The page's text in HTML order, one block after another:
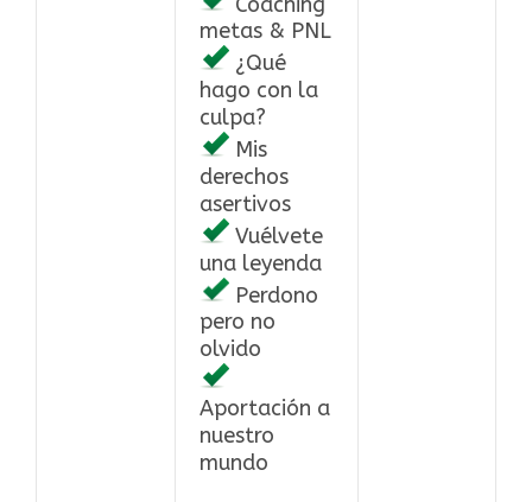
metas & PNL
¿Qué
hago con la
culpa?
Mis
derechos
asertivos
Vuélvete
una leyenda
Perdono
pero no
olvido
Aportación a
nuestro
mundo